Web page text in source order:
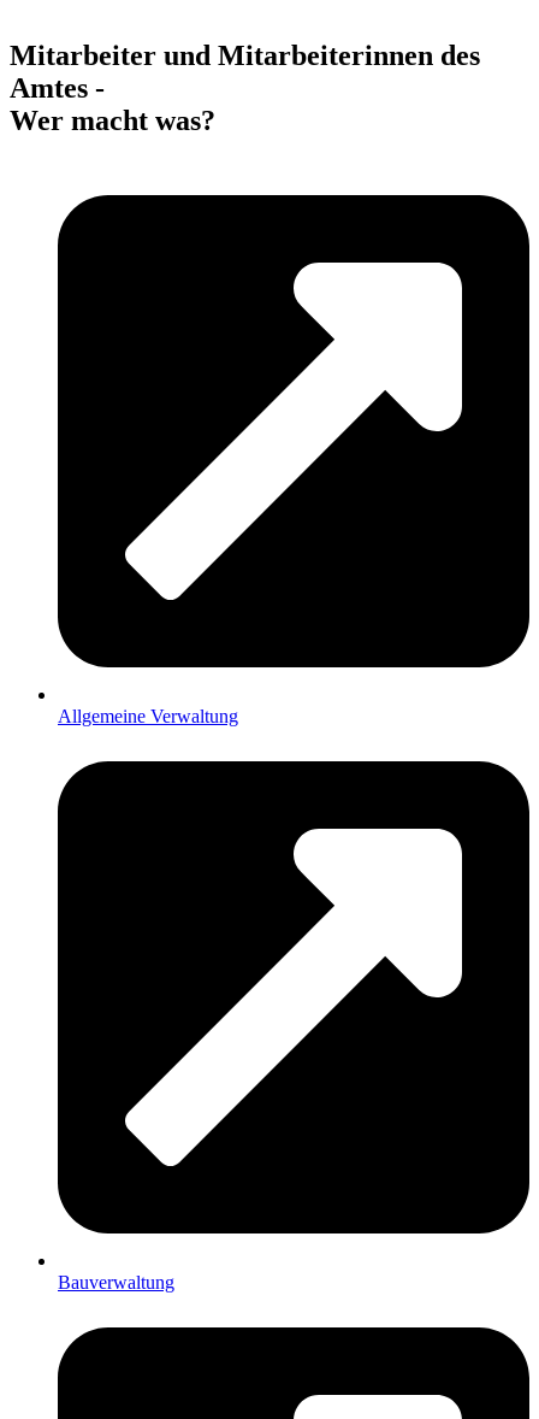
Mitarbeiter und Mitarbeiterinnen des
Amtes -
Wer macht was?
Allgemeine Verwaltung
Bauverwaltung